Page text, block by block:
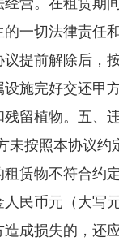
经营。在租赁期
一切法律责任
提前解除后，
施完好交还甲
残留植物。五、
未按照本协议约
赁物不符合约
民币元（大写
造成损失的，还